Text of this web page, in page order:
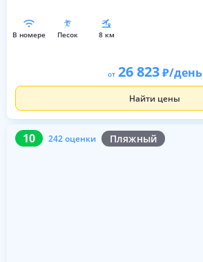
в номере песок 8 км
от 26 823 /день
Найти цены
10 242 оценки Пляжный
10 242 оценки